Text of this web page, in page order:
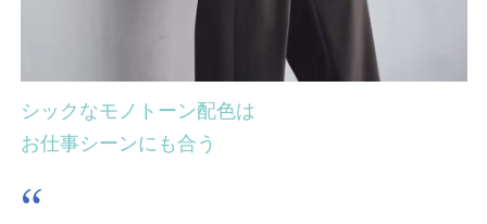
シックなモノトーン配色は
お仕事シーンにも合う